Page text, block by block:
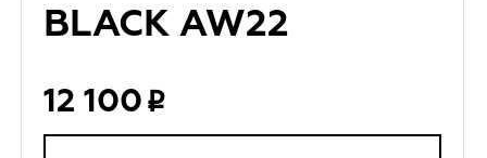
BLACK AW22
12 100